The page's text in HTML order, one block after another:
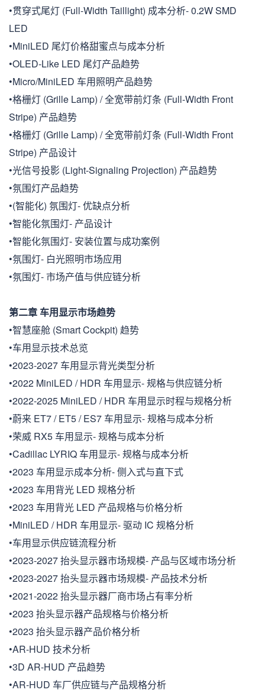
•贯穿式尾灯 (Full-Width Taillight) 成本分析- 0.2W SMD
LED
•MiniLED 尾灯价格甜蜜点与成本分析
•OLED-Like LED 尾灯产品趋势
•Micro/MiniLED 车用照明产品趋势
•格栅灯 (Grille Lamp) / 全宽带前灯条 (Full-Width Front
Stripe) 产品趋势
•格栅灯 (Grille Lamp) / 全宽带前灯条 (Full-Width Front
Stripe) 产品设计
•光信号投影 (Light-Signaling Projection) 产品趋势
•氛围灯产品趋势
•(智能化) 氛围灯- 优缺点分析
•智能化氛围灯- 产品设计
•智能化氛围灯- 安装位置与成功案例
•氛围灯- 白光照明市场应用
•氛围灯- 市场产值与供应链分析
第二章 车用显示市场趋势
•智慧座舱 (Smart Cockpit) 趋势
•车用显示技术总览
•2023-2027 车用显示背光类型分析
•2022 MiniLED / HDR 车用显示- 规格与供应链分析
•2022-2025 MiniLED / HDR 车用显示时程与规格分析
•蔚来 ET7 / ET5 / ES7 车用显示- 规格与成本分析
•荣威 RX5 车用显示- 规格与成本分析
•Cadillac LYRIQ 车用显示- 规格与成本分析
•2023 车用显示成本分析- 侧入式与直下式
•2023 车用背光 LED 规格分析
•2023 车用背光 LED 产品规格与价格分析
•MiniLED / HDR 车用显示- 驱动 IC 规格分析
•车用显示供应链流程分析
•2023-2027 抬头显示器市场规模- 产品与区域市场分析
•2023-2027 抬头显示器市场规模- 产品技术分析
•2021-2022 抬头显示器厂商市场占有率分析
•2023 抬头显示器产品规格与价格分析
•2023 抬头显示器产品价格分析
•AR-HUD 技术分析
•3D AR-HUD 产品趋势
•AR-HUD 车厂供应链与产品规格分析